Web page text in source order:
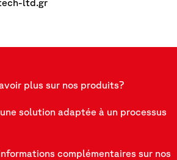
ltd.gr
plus sur nos produits?
solution adaptée à un processus
complémentaires sur nos